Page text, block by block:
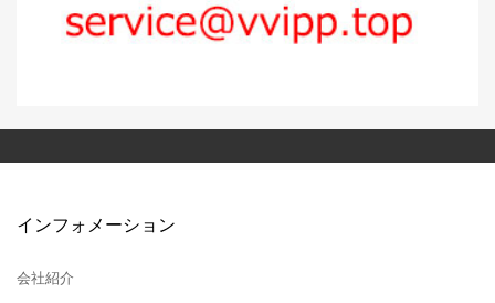
インフォメーション
会社紹介